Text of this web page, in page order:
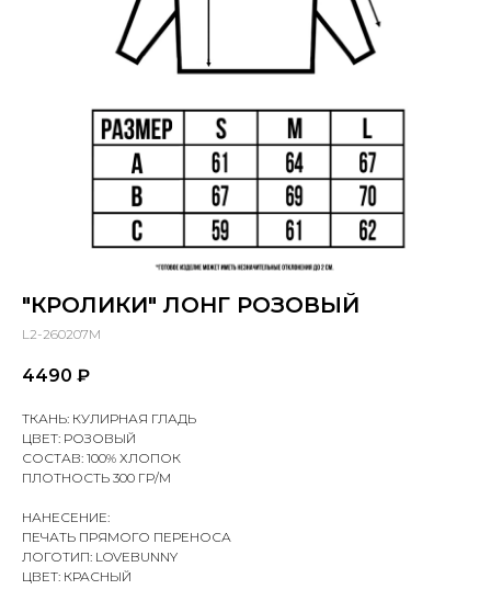
"КРОЛИКИ" ЛОНГ РОЗОВЫЙ
L2-260207M
4490 ₽
ТКАНЬ: КУЛИРНАЯ ГЛАДЬ
ЦВЕТ: РОЗОВЫЙ
СОСТАВ: 100% ХЛОПОК
ПЛОТНОСТЬ 300 ГР/М
НАНЕСЕНИЕ:
ПЕЧАТЬ ПРЯМОГО ПЕРЕНОСА
ЛОГОТИП: LOVEBUNNY
ЦВЕТ: КРАСНЫЙ